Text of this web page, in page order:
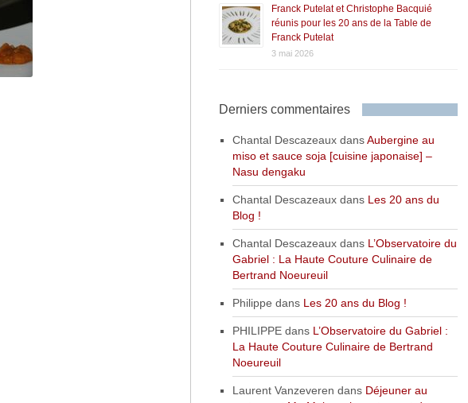
Franck Putelat et Christophe Bacquié
réunis pour les 20 ans de la Table de
Franck Putelat
3 mai 2026
Derniers commentaires
Chantal DescazeauxdansAubergine au
miso et sauce soja [cuisine japonaise] –
Nasu dengaku
Chantal Descazeauxdans Les 20 ans du
Blog !
Chantal Descazeauxdans L’Observatoire du
Gabriel : La Haute Couture Culinaire de
Bertrand Noeureuil
Philippe dans Les 20 ans du Blog !
PHILIPPEdans L’Observatoire du Gabriel :
La Haute Couture Culinaire de Bertrand
Noeureuil
Laurent Vanzeveren dans Déjeuner au